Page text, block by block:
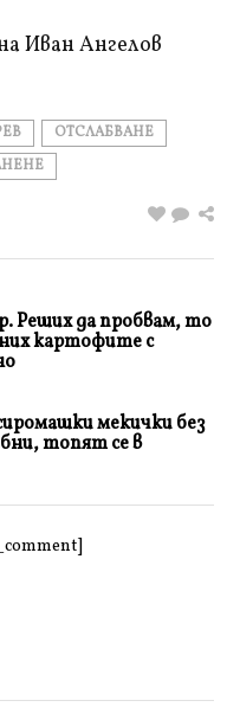
Иван Ангелов
ОТСЛАБВАНЕ
Реших да пробвам, то
картофите с
мекички без
топят се в